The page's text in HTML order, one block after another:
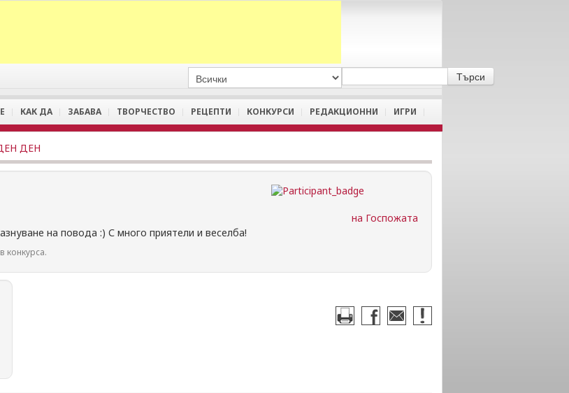
КАК ДА ЗАБАВА ТВОРЧЕСТВО РЕЦЕПТИ КОНКУРСИ РЕДАКЦИОННИ ИГРИ
ДЕН
на Госпожата
на повода :) С много приятели и веселба!
конкурса.